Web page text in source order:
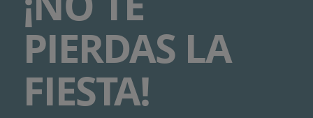
PIERDAS LA
FIESTA!